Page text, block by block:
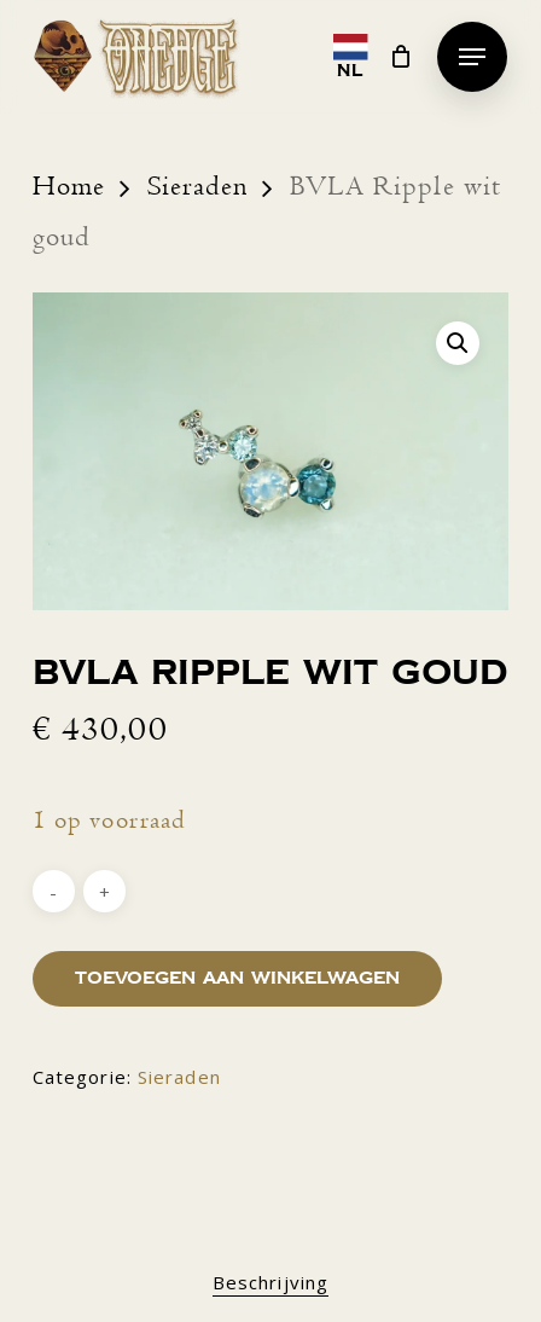
Skip
content
NL
Menu
Home Sieraden
BVLA Ripple wit
goud
BVLA Ripple wit goud
€ 430,00
1 op voorraad
Toevoegen aan winkelwagen
Categorie: Sieraden
Beschrijving